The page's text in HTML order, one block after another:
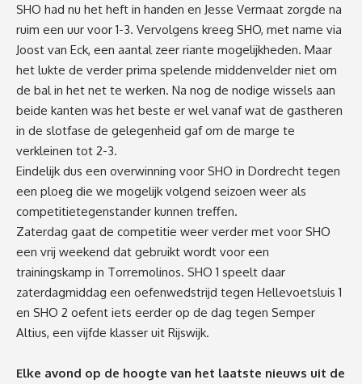
SHO had nu het heft in handen en Jesse Vermaat zorgde na
ruim een uur voor 1-3. Vervolgens kreeg SHO, met name via
Joost van Eck, een aantal zeer riante mogelijkheden. Maar
het lukte de verder prima spelende middenvelder niet om
de bal in het net te werken. Na nog de nodige wissels aan
beide kanten was het beste er wel vanaf wat de gastheren
in de slotfase de gelegenheid gaf om de marge te
verkleinen tot 2-3.
Eindelijk dus een overwinning voor SHO in Dordrecht tegen
een ploeg die we mogelijk volgend seizoen weer als
competitietegenstander kunnen treffen.
Zaterdag gaat de competitie weer verder met voor SHO
een vrij weekend dat gebruikt wordt voor een
trainingskamp in Torremolinos. SHO 1 speelt daar
zaterdagmiddag een oefenwedstrijd tegen Hellevoetsluis 1
en SHO 2 oefent iets eerder op de dag tegen Semper
Altius, een vijfde klasser uit Rijswijk.
Elke avond op de hoogte van het laatste nieuws uit de